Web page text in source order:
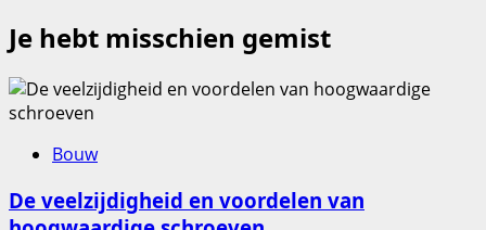
Je hebt misschien gemist
Bouw
De veelzijdigheid en voordelen van